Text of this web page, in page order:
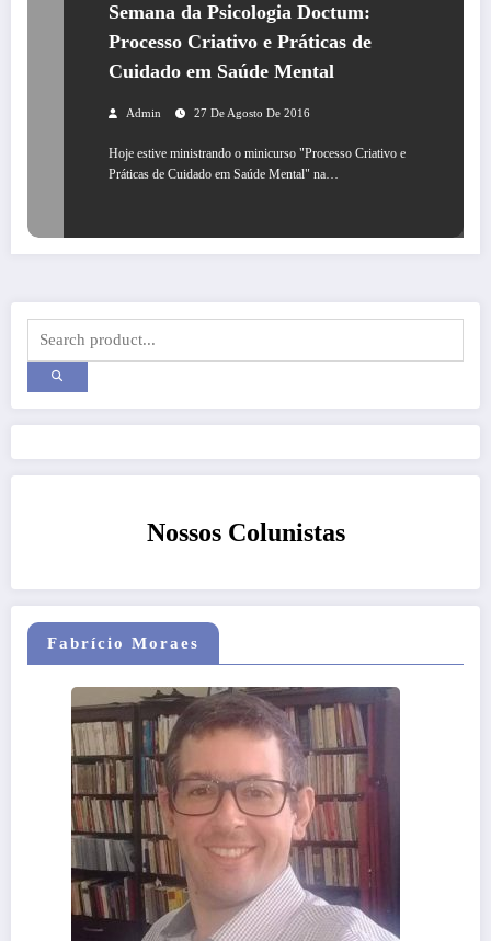
Semana da Psicologia Doctum:
Processo Criativo e Práticas de
Cuidado em Saúde Mental
Admin 27 De Agosto De 2016
Hoje estive ministrando o minicurso "Processo Criativo e
Práticas de Cuidado em Saúde Mental" na…
Nossos Colunistas
Fabrício Moraes